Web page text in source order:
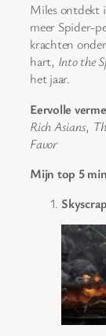
Miles ontdekt
meer Spider-
krachten
hart, Into the
het jaar.
Eervolle
Rich Asians,
Favor
Mijn top 5